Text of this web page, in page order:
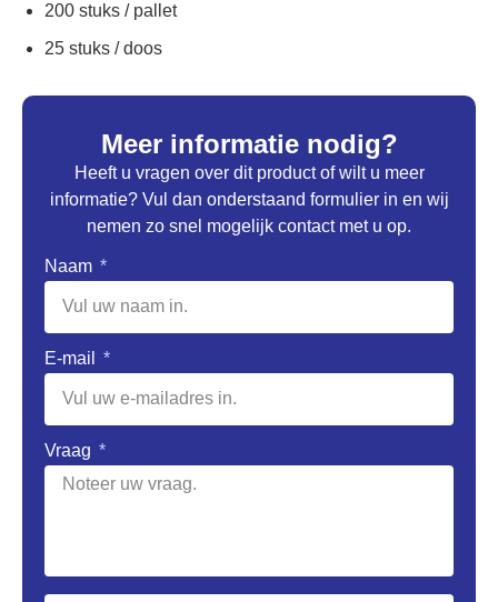
Meer informatie nodig?
Heeft u vragen over dit product of wilt u meer
informatie? Vul dan onderstaand formulier in en wij
nemen zo snel mogelijk contact met u op.
Naam
E-mail
Vraag
200 stuks / pallet
25 stuks / doos